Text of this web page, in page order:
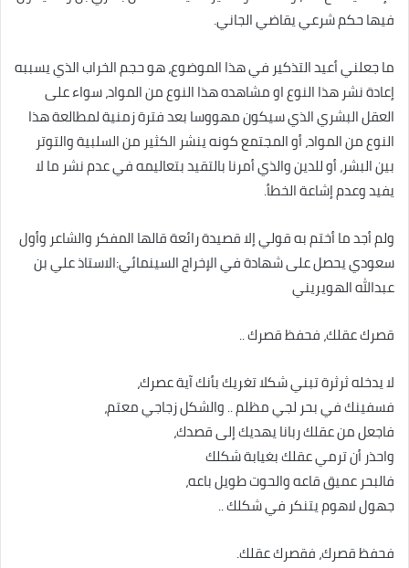
فيها حكم شرعي يقاضي الجاني.
ما جعلني أعيد التذكير في هذا الموضوع، هو حجم الخراب الذي يسببه
إعادة نشر هذا النوع او مشاهده هذا النوع من المواد، سواء على
العقل البشري الذي سيكون مهووسا بعد فترة زمنية لمطالعة هذا
النوع من المواد، أو المجتمع كونه ينشر الكثير من السلبية والتوتر
بين البشر، أو للدين والذي أمرنا بالتقيد بتعاليمه في عدم نشر ما لا
يفيد وعدم إشاعة الخطأ.
ولم أجد ما أختم به قولي إلا قصيدة رائعة قالها المفكر والشاعر وأول
سعودي يحصل على شهادة في الإخراج السينمائي:الاستاذ علي بن
عبدالله الهويريني
قصرك عقلك، فحفظ قصرك ..
لا يدخله ثرثرة تبني شكلا تغريك بأنك آية عصرك،
فسفينك في بحر لجي مظلم .. والشكل زجاجي معتم،
فاجعل من عقلك ربانا يهديك إلى قصدك،
واحذر أن ترمي عقلك بغيابة شكلك
فالبحر عميق قاعه والحوت طويل باعه،
جهول لاهوم يتنكر في شكلك ..
فحفظ قصرك، فقصرك عقلك.